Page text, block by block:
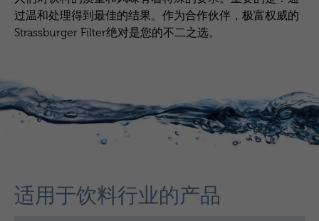
过温和处理得到最佳的结果。作为合作伙伴，极富权威的
Strassburger Filter绝对是您的不二之选。
适用于饮料行业的产品